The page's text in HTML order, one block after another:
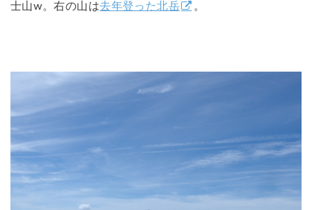
士山w。右の山は去年登った北岳 。